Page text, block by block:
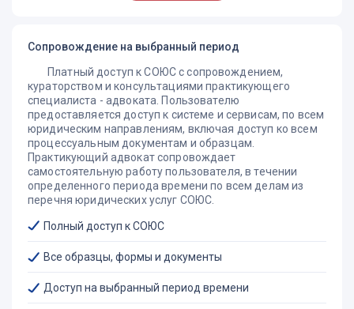
Срок давности по взысканию суммы страхового
возмещения (по общему правилу) составляет 3 года с
момента наступления страхового случая.
В рамках Закона РФ «О защите прав потребителей»
мировые судьи рассматривают исковые заявления при
цене иска, не превышающей 100 000 рублей. Иски, цена
которых выше этой суммы, подлежат рассмотрению
районными судами.
При цене иска, не превышающей 1 000 000 рублей,
государственная пошлина не уплачивается. При цене иска
свыше 1 000 000 рублей подлежит оплате
государственная пошлина (п.4 ч.2, ч.3 ст.333.36 НК РФ).
Сопровождение на выбранный период
Платный доступ к СОЮС с сопровождением,
кураторством и консультациями практикующего
специалиста - адвоката. Пользователю
предоставляется доступ к системе и сервисам, по всем
юридическим направлениям, включая доступ ко всем
процессуальным документам и образцам.
Практикующий адвокат сопровождает
самостоятельную работу пользователя, в течении
определенного периода времени по всем делам из
перечня юридических услуг СОЮС.
Полный доступ к СОЮС
Все образцы, формы и документы
Доступ на выбранный период времени